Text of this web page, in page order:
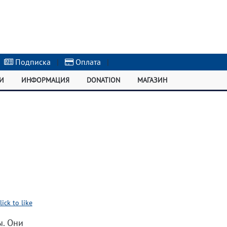
Подписка | Оплата |
ИНФОРМАЦИЯ DONATION МАГАЗИН
to like
Они